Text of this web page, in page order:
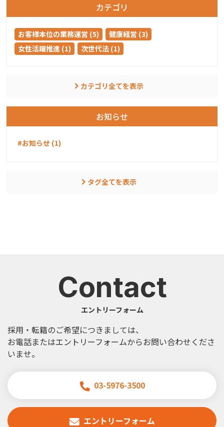
カテゴリ
お客様本位の業務運営 (5)
健康経営 (3)
女性活躍推進 (1)
次世代法 (1)
カテゴリ全てを表示
お知らせ
#お知らせ (1)
タグ全てを表示
Contact
エントリーフォーム
採用・転籍のご希望につきましては、
お電話またはエントリーフォームからお問い合わせくださ
いませ。
03-5976-3500
エントリーフォーム